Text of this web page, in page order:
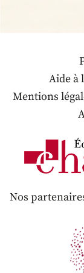
Aide à
Mentions
Nos